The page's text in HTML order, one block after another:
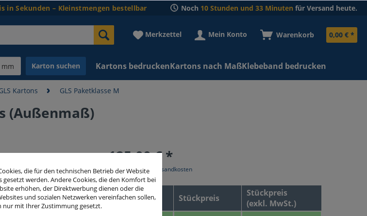
in Sekunden – Kleinstmengen bestellbar Noch 10 Stunden und 33 Minuten für Versand heute.
Merkzettel Mein Konto Warenkorb 0,00 € *
Karton suchen Kartons bedruckenKartons nach MaßKlebeband bedrucken
Kartons GLS Paketklasse M
(Außenmaß)
125,00 € *
Menge Stückpreis
Stückpreis
(exkl. MwSt.)
inkl. MwSt.zzgl. Versandkosten
die für den technischen Betrieb der Website
werden. Andere Cookies, die den Komfort bei
erhöhen, der Direktwerbung dienen oder die
und sozialen Netzwerken vereinfachen sollen,
nur mit Ihrer Zustimmung gesetzt.